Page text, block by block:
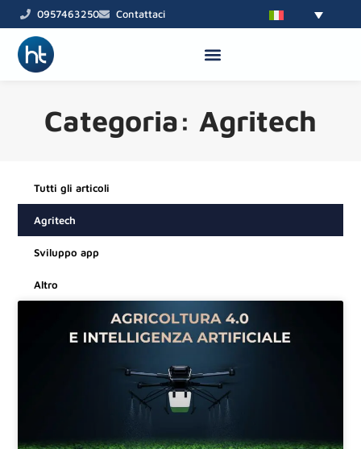
al
contenuto
0957463250 Contattaci
Categoria: Agritech
Tutti gli articoli
Agritech
Sviluppo app
Altro